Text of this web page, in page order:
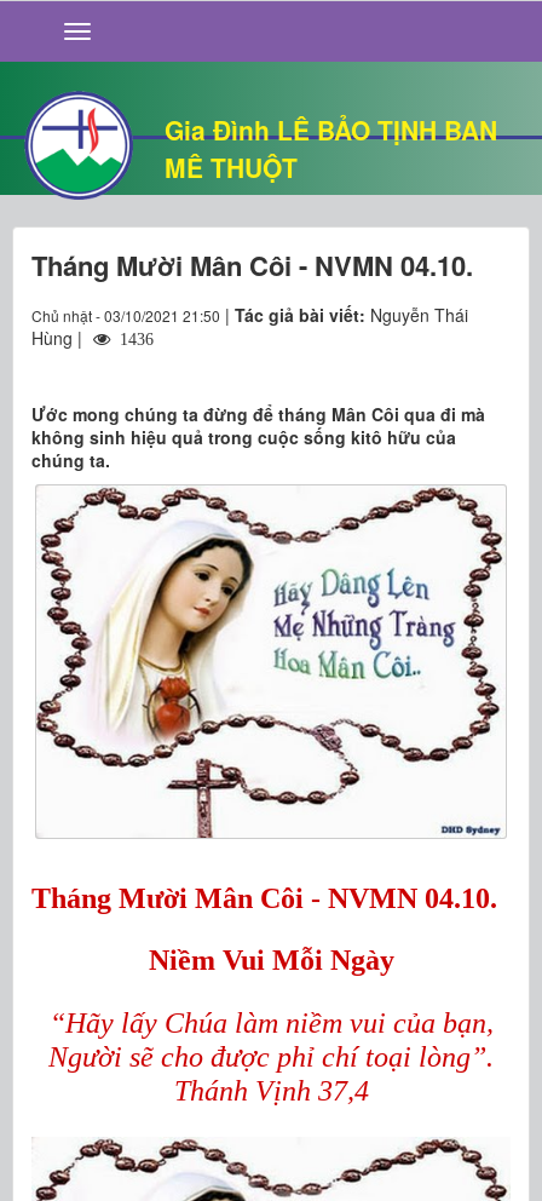
Gia Đình LÊ BẢO TỊNH BAN
MÊ THUỘT
GIỚI THIỆU
TIN TỨC
SỐNG ĐẠO
CHUYỆN NHÀ
QUÁN VĂN
THƯ GIÃN
Tháng Mười Mân Côi - NVMN 04.10.
Chủ nhật - 03/10/2021 21:50 | Tác giả bài viết: Nguyễn Thái
Hùng |
1436
Ước mong chúng ta đừng để tháng Mân Côi qua đi mà
không sinh hiệu quả trong cuộc sống kitô hữu của
chúng ta.
Tháng Mười Mân Côi - NVMN 04.10.
Niềm Vui Mỗi Ngày
“Hãy lấy Chúa làm niềm vui của bạn,
Người sẽ cho được phỉ chí toại lòng”.
Thánh Vịnh 37,4